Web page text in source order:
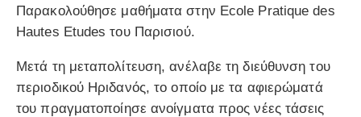
Παρακολούθησε μαθήματα στην Ecole Pratique des
Hautes Etudes του Παρισιού.
Μετά τη μεταπολίτευση, ανέλαβε τη διεύθυνση του
περιοδικού Ηριδανός, το οποίο με τα αφιερώματά
του πραγματοποίησε ανοίγματα προς νέες τάσεις